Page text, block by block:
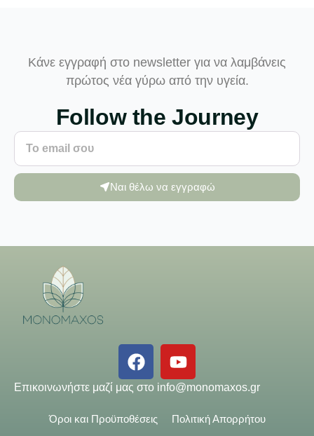
Κάνε εγγραφή στο newsletter για να λαμβάνεις
πρώτος νέα γύρω από την υγεία.
Follow the Journey
Ναι θέλω να εγγραφώ
Επικοινωνήστε μαζί μας στο info@monomaxos.gr
Όροι και Προϋποθέσεις Πολιτική Απορρήτου